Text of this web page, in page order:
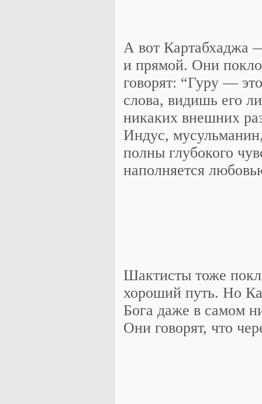
А вот Картабхаджа
и прямой. Они
говорят: “Гуру —
слова, видишь его
никаких внешних
Индус,
полны глубокого
наполняется
Шактисты тоже
хороший путь. Но
Бога даже в самом
Они говорят, что